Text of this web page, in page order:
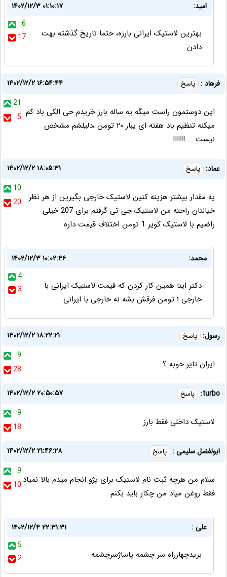
امید:
۱۴۰۲/۱۲/۳ ۰۱:۱۰:۱۷
6
17
بهترین لاستیک ایرانی بارزه، حتما تاریخ گذشته بهت
دادن
فرهاد : پاسخ
۱۴۰۲/۱۲/۲ ۱۶:۵۴:۴۴
21
5 این دوستمون راست میگه یه ساله بارز خریدم حی الکی باد کم
میکنه تنظیم باد هفته ای یبار ۲۰ تومن ،دلیلشم مشخص
نیست ....!!!!!!
عماد: پاسخ
۱۴۰۲/۱۲/۲ ۱۸:۰۵:۳۱
10
20
یه مقدار بیشتر هزینه کنین لاستیک خارجی بگیرین از هر نظر
خیالتان راحته من لاستیک جی تی گرفتم برای 207 خیلی
راضیم با لاستیک کویر 1 تومن اختلاف قیمت داره
محمد:
۱۴۰۲/۱۲/۳ ۱۰:۰۲:۴۶
4
3
دکتر اینا همین کار کردن که قیمت لاستیک ایرانی با
خارجی ۱ تومن فرقش بشه نه خارجی با ایرانی
رسول: پاسخ
۱۴۰۲/۱۲/۲ ۱۸:۲۲:۲۱
9
28
ایران تایر خوبه ؟
turbo: پاسخ
۱۴۰۲/۱۲/۲ ۲۰:۵۰:۵۷
9
18
لاستیک داخلی فقط بارز
ابولفضل سلیمی : پاسخ
۱۴۰۲/۱۲/۲ ۲۱:۴۶:۲۸
9
10 سلام من هرچه ثبت نام لاستیک برای پژو انجام میدم بالا نمیاد
فقط روغن میاد من چکار باید بکنم
علی :
۱۴۰۲/۱۲/۴ ۲۲:۳۱:۳۱
5
2
بریدچهارراه سر چشمه پاساژسرچشمه